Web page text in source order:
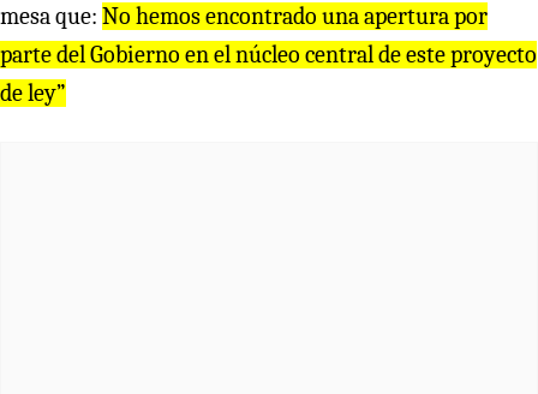
mesa que: No hemos encontrado una apertura por
parte del Gobierno en el núcleo central de este proyecto
de ley”